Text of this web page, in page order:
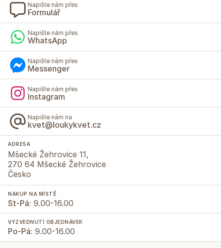
Napište nám přes
Formulář
Napište nám přes
WhatsApp
Napište nám přes
Messenger
Napište nám přes
Instagram
Napište nám na
kvet@loukykvet.cz
ADRESA
Mšecké Žehrovice 11,
270 64 Mšecké Žehrovice
Česko
NÁKUP NA MÍSTĚ
St-Pá: 9.00-16.00
VYZVEDNUTÍ OBJEDNÁVEK
Po-Pá: 9.00-16.00